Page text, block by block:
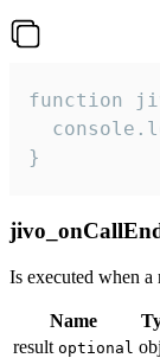
function
}
Is executed when a
Name
result optional